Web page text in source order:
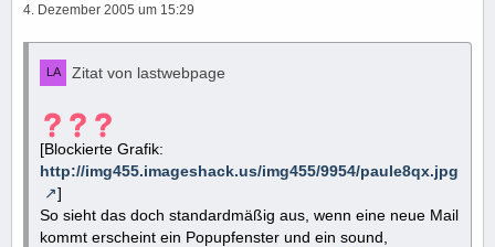
4. Dezember 2005 um 15:29
Zitat von lastwebpage
[Blockierte Grafik:
http://img455.imageshack.us/img455/9954/paule8qx.jpg
]
So sieht das doch standardmäßig aus, wenn eine neue Mail
kommt erscheint ein Popupfenster und ein sound,